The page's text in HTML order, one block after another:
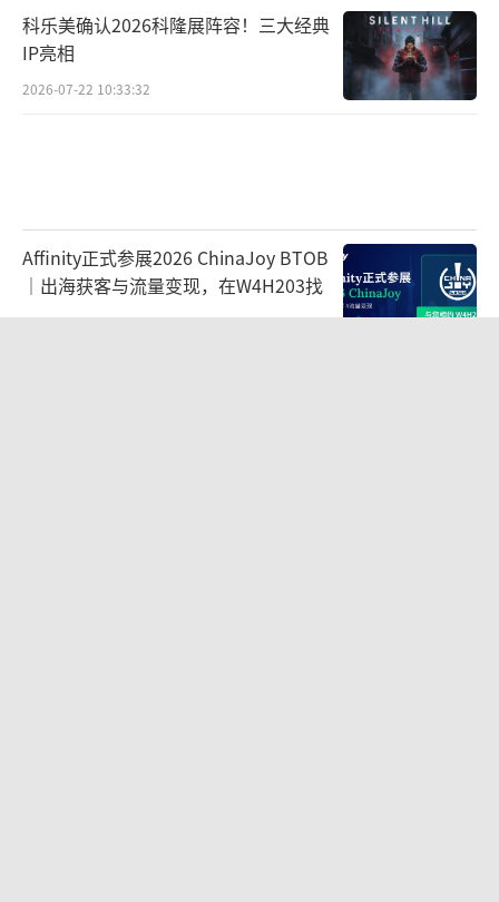
科乐美确认2026科隆展阵容！三大经典
IP亮相
2026-07-22 10:33:32
Affinity正式参展2026 ChinaJoy BTOB
｜出海获客与流量变现，在W4H203找
2026-07-30 10:49:33